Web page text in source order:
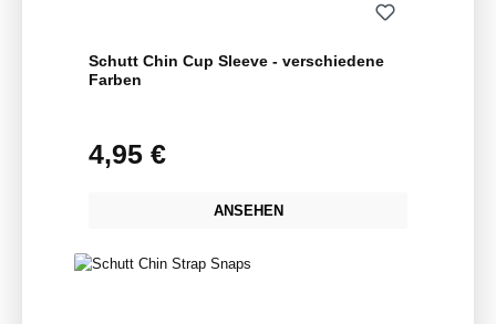
Schutt Chin Cup Sleeve - verschiedene
Farben
Regulärer Preis:
4,95 €
ANSEHEN